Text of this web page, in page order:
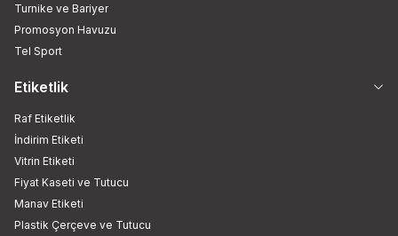
Turnike ve Bariyer
Promosyon Havuzu
Tel Sport
Etiketlik
Raf Etiketlik
İndirim Etiketi
Vitrin Etiketi
Fiyat Kaseti ve Tutucu
Manav Etiketi
Plastik Çerçeve ve Tutucu